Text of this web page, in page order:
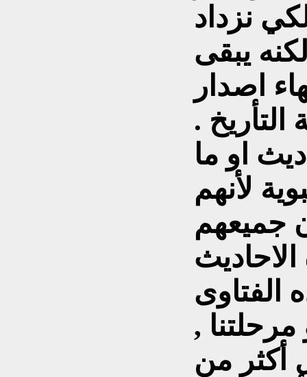
نزداد
يبقى
اصدار
.
او ما
لأنهم
جميعهم
الفتاوى
,
أكثر من